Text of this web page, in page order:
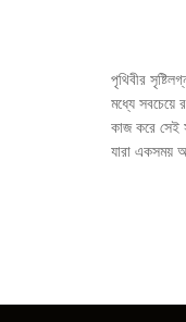
পৃথিবীর
মধ্যে
কাজ করে সেই
যারা একসময়